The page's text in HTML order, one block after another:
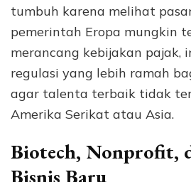
tumbuh karena melihat
pemerintah Eropa mungkin
merancang kebijakan pajak,
regulasi yang lebih ramah
agar talenta terbaik tidak
Amerika Serikat atau Asia.
Biotech, Nonprofit,
Bisnis Baru